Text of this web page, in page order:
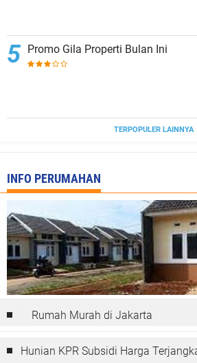
Promo Gila Properti Bulan Ini
TERPOPULER LAINNYA
INFO PERUMAHAN
Rumah Murah di Jakarta
Hunian KPR Subsidi Harga